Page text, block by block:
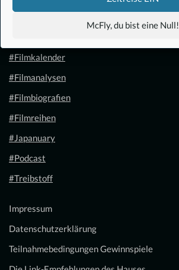
McFly, du bist eine Null!
#Filmkalender
#Filmanalysen
#Filmbiografien
#Filmreihen
#Japanuary
#Podcast
#Treibstoff
Impressum
Datenschutzerklärung
Teilnahmebedingungen Gewinnspiele